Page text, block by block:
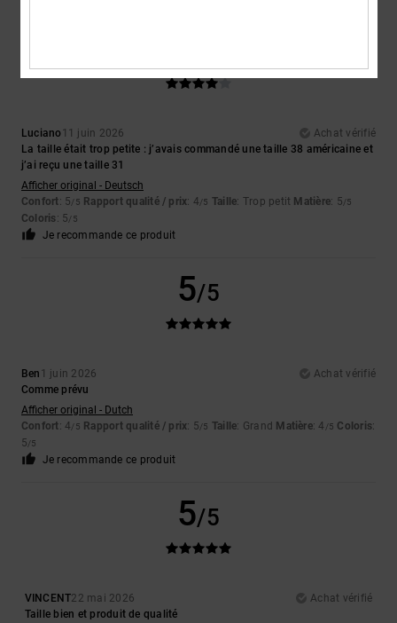
Luciano11 juin 2026
Achat vérifié
La taille était trop petite : j’avais commandé une taille 38 américaine et
j’ai reçu une taille 31
Afficher original - Deutsch
Confort: 5/5 Rapport qualité / prix: 4/5 Taille: Trop petit Matière: 5/5
Coloris: 5/5
Je recommande ce produit
5/5
Ben 1 juin 2026
Achat vérifié
Comme prévu
Afficher original - Dutch
Confort: 4/5 Rapport qualité / prix: 5/5 Taille: Grand Matière: 4 /5 Coloris:
5/5
Je recommande ce produit
5/5
VINCENT22 mai 2026
Achat vérifié
Taille bien et produit de qualité